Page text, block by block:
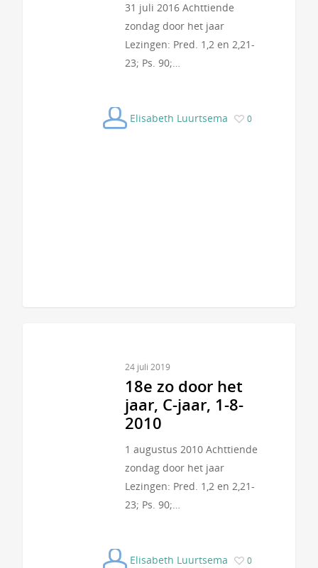
31 juli 2016 Achttiende
zondag door het jaar
Lezingen: Pred. 1,2 en 2,21-
23; Ps. 90;…
Elisabeth Luurtsema 0
24 juli 2019
18e zo door het
jaar, C-jaar, 1-8-
2010
1 augustus 2010 Achttiende
zondag door het jaar
Lezingen: Pred. 1,2 en 2,21-
23; Ps. 90;…
Elisabeth Luurtsema 0